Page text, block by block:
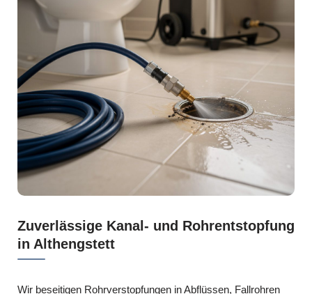
Zuverlässige Kanal- und Rohrentstopfung
in Althengstett
Wir beseitigen Rohrverstopfungen in Abflüssen, Fallrohren